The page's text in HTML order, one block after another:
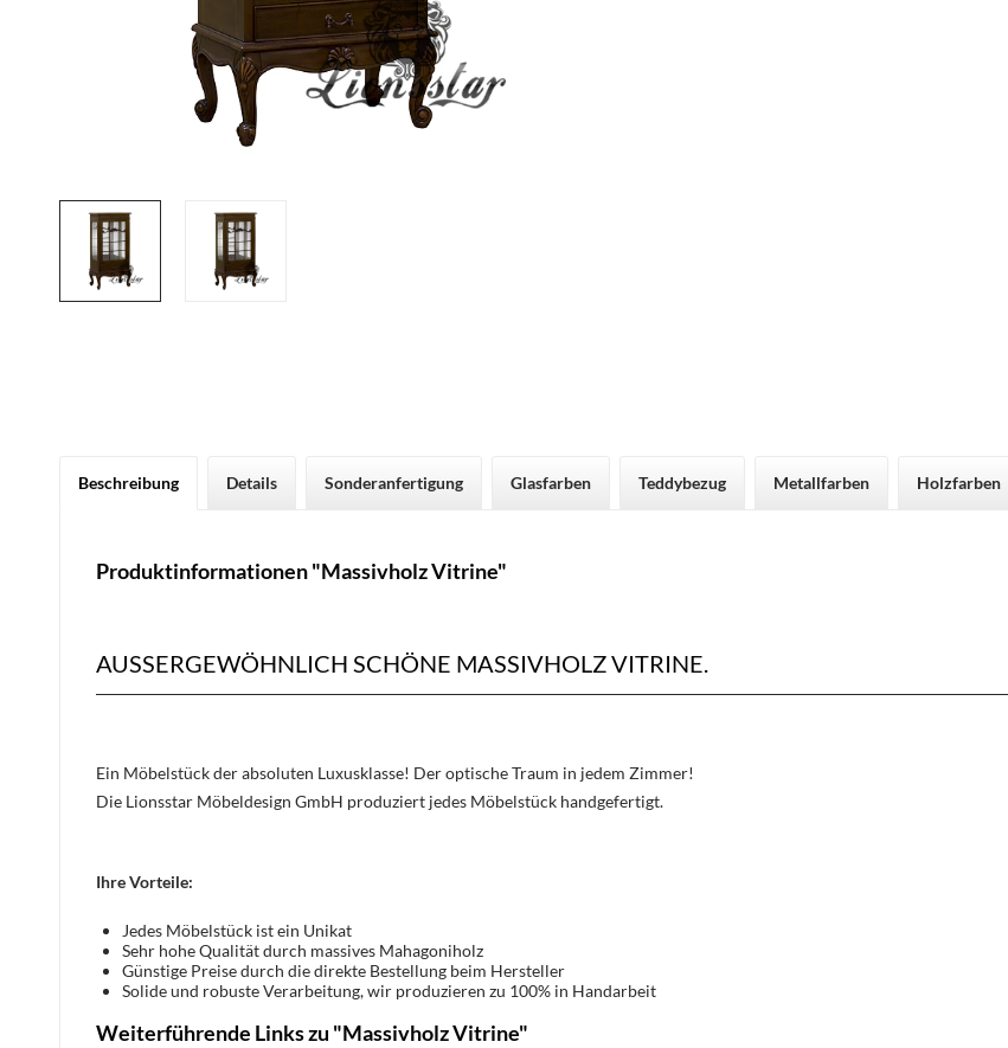
Beschreibung Details Sonderanfertigung Glasfarben Teddybezug Metallfarben Holzfarben
Produktinformationen "Massivholz Vitrine"
AUSSERGEWÖHNLICH SCHÖNE MASSIVHOLZ VITRINE.
Ein Möbelstück der absoluten Luxusklasse! Der optische Traum in jedem Zimmer!
Die Lionsstar Möbeldesign GmbH produziert jedes Möbelstück handgefertigt.
Ihre Vorteile:
Jedes Möbelstück ist ein Unikat
Sehr hohe Qualität durch massives Mahagoniholz
Günstige Preise durch die direkte Bestellung beim Hersteller
Solide und robuste Verarbeitung, wir produzieren zu 100% in Handarbeit
Weiterführende Links zu "Massivholz Vitrine"